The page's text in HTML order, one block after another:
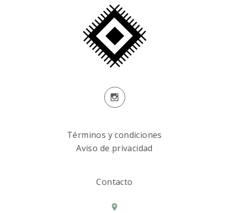
Términos y condiciones
Aviso de privacidad
Contacto